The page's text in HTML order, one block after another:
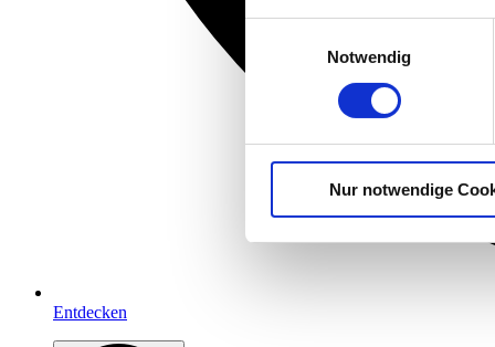
Notwendig
Nur notwendige
Entdecken